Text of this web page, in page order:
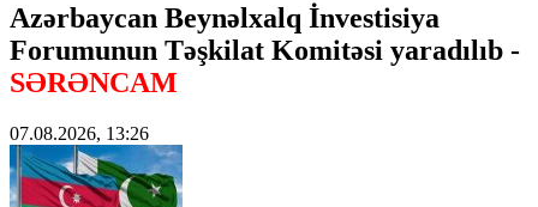
Azərbaycan Beynəlxalq İnvestisiya
Forumunun Təşkilat Komitəsi yaradılıb -
SƏRƏNCAM
07.08.2026, 13:26